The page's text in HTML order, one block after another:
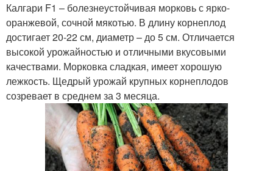
Калгари F1 – болезнеустойчивая морковь с ярко-
оранжевой, сочной мякотью. В длину корнеплод
достигает 20-22 см, диаметр – до 5 см. Отличается
высокой урожайностью и отличными вкусовыми
качествами. Морковка сладкая, имеет хорошую
лежкость. Щедрый урожай крупных корнеплодов
созревает в среднем за 3 месяца.